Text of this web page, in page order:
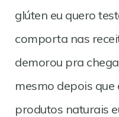
glúten eu quero
comporta nas
demorou pra
mesmo depois
produtos naturais